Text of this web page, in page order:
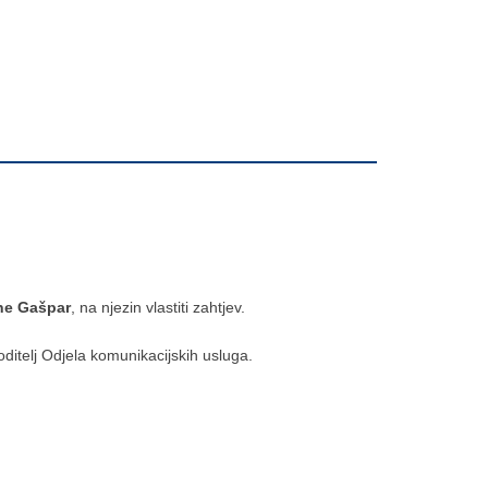
Gašpar, na njezin vlastiti zahtjev.
Odjela komunikacijskih usluga.